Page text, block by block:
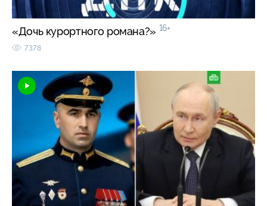
«Дочь курортного романа?» 16+
7378